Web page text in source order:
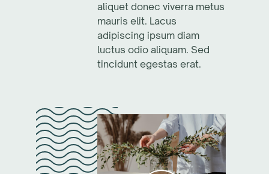
aliquet donec viverra metus
mauris elit. Lacus
adipiscing ipsum diam
luctus odio aliquam. Sed
tincidunt egestas erat.